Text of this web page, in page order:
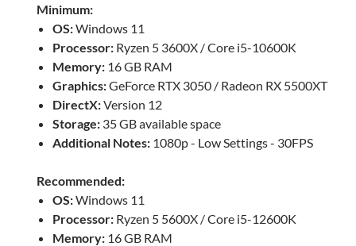
Minimum:
OS:Windows 11
Processor: Ryzen 5 3600X / Core i5-10600K
Memory: 16 GB RAM
Graphics:GeForce RTX 3050 / Radeon RX 5500XT
DirectX:Version 12
Storage: 35 GB available space
Additional Notes: 1080p - Low Settings - 30FPS
Recommended:
OS:Windows 11
Processor: Ryzen 5 5600X / Core i5-12600K
Memory: 16 GB RAM